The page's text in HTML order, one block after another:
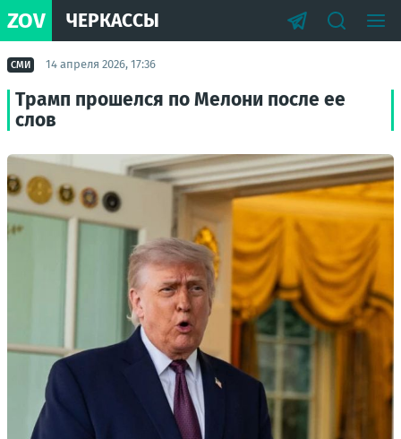
ZOV ЧЕРКАССЫ
СМИ 14 апреля 2026, 17:36
Трамп прошелся по Мелони после ее
слов